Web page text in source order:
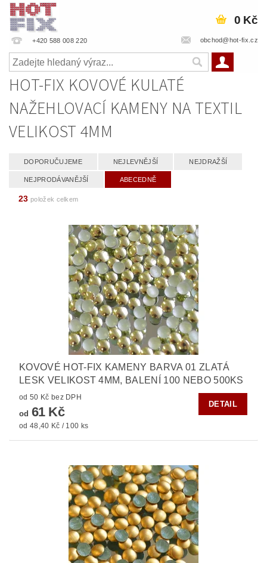
+420 588 008 220 obchod@hot-fix.cz
0 Kč
HOT-FIX KOVOVÉ KULATÉ
NAŽEHLOVACÍ KAMENY NA TEXTIL
VELIKOST 4MM
DOPORUČUJEME NEJLEVNĚJŠÍ NEJDRAŽŠÍ
NEJPRODÁVANĚJŠÍ ABECEDNĚ
23 položek celkem
KOVOVÉ HOT-FIX KAMENY BARVA 01 ZLATÁ
LESK VELIKOST 4MM, BALENÍ 100 NEBO 500KS
od 50 Kč bez DPH
od 61 Kč
od 48,40 Kč / 100 ks
DETAIL